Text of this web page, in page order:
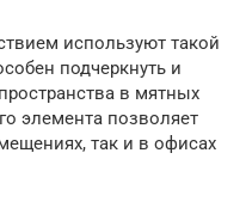
используют такой
подчеркнуть и
в мятных
элемента позволяет
так и в офисах